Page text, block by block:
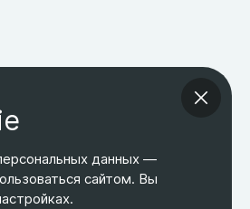
АДРЕС
Москва, Гаражная 8
данных —
сайтом. Вы